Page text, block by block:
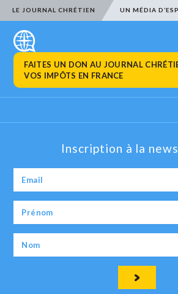
LE JOURNAL CHRÉTIEN UN MÉDIA
FAITES UN DON AU JOURNAL
VOS IMPÔTS EN FRANCE
Inscription à la